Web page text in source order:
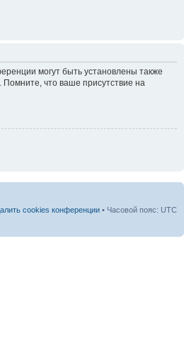
могут быть установлены также
что ваше присутствие на
cookies конференции • Часовой пояс: UTC